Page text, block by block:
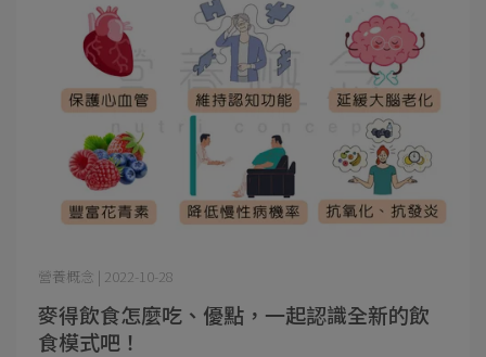
麥得飲食怎麼吃、優點，一起認識全新的飲
食模式吧！
營養概念 | 2022-10-28